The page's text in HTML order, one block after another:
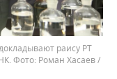
раису РТ
Роман Хасаев /